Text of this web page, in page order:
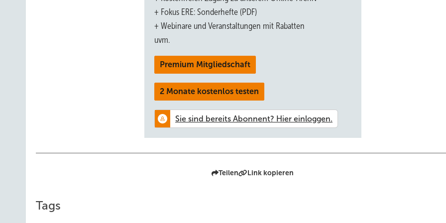
Die Kaskadierung, also das Hintereinanderschalten von Wärmepumpen wird heute vielfach bei größeren
angewendet. Denn während Wärmepumpen im kleineren Leistungsbereich über eine entsprechende Verdichtertechnik
Technik, Modulation) verfügen, um die Heizleistung je nach Bedarf anzupassen, so kann die Wärmepumpenleistung bei
Bedarfsschwankungen nicht mehr allein über den Verdichter angepasst werden. Durch eine Kaskadenschaltung und eine
weitgehende Leistungsmodulation erhöht sich die Jahresarbeitszahl und verbessert somit die Wirtschaftlichkeit.
Nicht-modulierende Wärmepumpen laufen im Betrieb immer mit 100 Prozent Leistung und schalten nach Erreichen der
eingestellten Temperatur ab. Lediglich in Abhängigkeit der Temperaturen der Wärmequelle und der benötigten
des Wärmeabgabesystems schwankt auch die Heizleistung der Wärmepumpe. Schaltet man nun Wärmepumpen in einer
+ Fokus ERE: Sonderhefte (PDF)
+ Webinare und Veranstaltungen mit Rabatten
uvm.
Premium Mitgliedschaft
2 Monate kostenlos testen
Teilen Link kopieren
Tags